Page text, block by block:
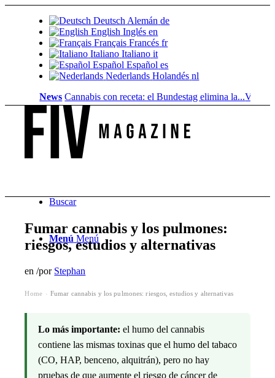
Deutsch Alemán de
English Inglés en
Français Francés fr
Italiano Italiano it
Español Español es
Nederlands Holandés nl
News Cannabis con receta: el Bundestag elimina la... Valor del
Buscar
Menú Menú
Fumar cannabis y los pulmones:
riesgos, estudios y alternativas
en/por Stephan
Home Fumar cannabis y los pulmones: riesgos, estudios y alternativas
Lo más importante: el humo del cannabis
contiene las mismas toxinas que el humo del tabaco
(CO, HAP, benceno, alquitrán), pero no hay
pruebas de que aumente el riesgo de cáncer de